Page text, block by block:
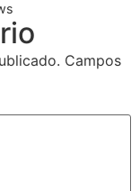
Campos